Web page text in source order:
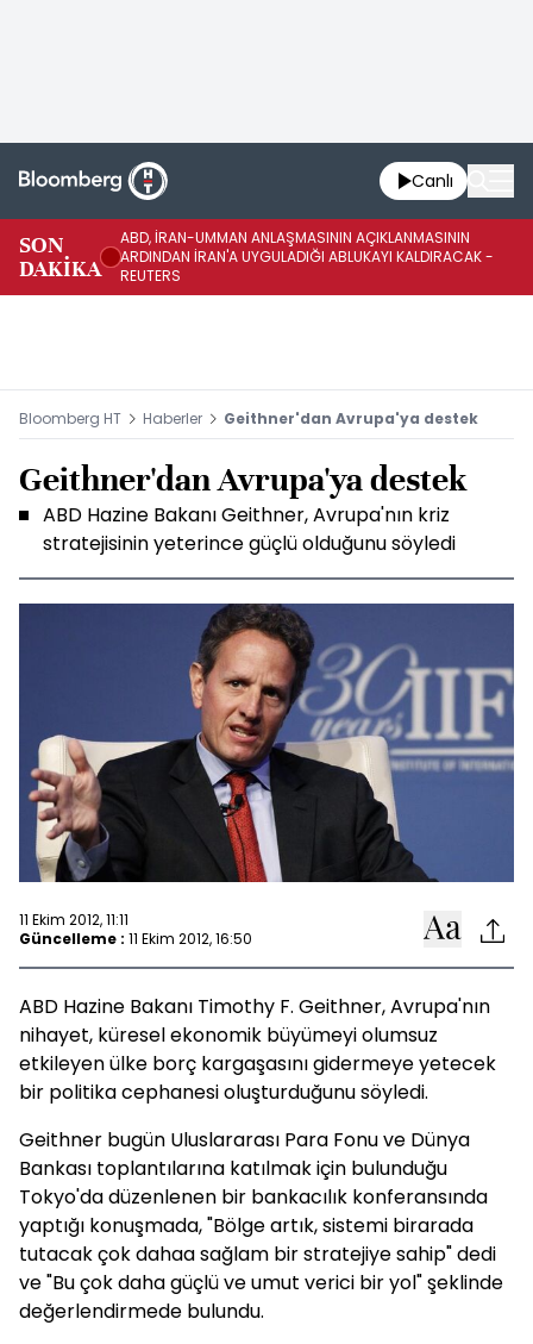
Canlı
SON
DAKİKA
ABD, İRAN-UMMAN ANLAŞMASININ AÇIKLANMASININ
ARDINDAN İRAN'A UYGULADIĞI ABLUKAYI KALDIRACAK -
REUTERS
Bloomberg HT Haberler Geithner'dan Avrupa'ya destek
Geithner'dan Avrupa'ya destek
ABD Hazine Bakanı Geithner, Avrupa'nın kriz
stratejisinin yeterince güçlü olduğunu söyledi
11 Ekim 2012, 11:11
Güncelleme : 11 Ekim 2012, 16:50
ABD Hazine Bakanı Timothy F. Geithner, Avrupa'nın
nihayet, küresel ekonomik büyümeyi olumsuz
etkileyen ülke borç kargaşasını gidermeye yetecek
bir politika cephanesi oluşturduğunu söyledi.
Geithner bugün Uluslararası Para Fonu ve Dünya
Bankası toplantılarına katılmak için bulunduğu
Tokyo'da düzenlenen bir bankacılık konferansında
yaptığı konuşmada, "Bölge artık, sistemi birarada
tutacak çok dahaa sağlam bir stratejiye sahip" dedi
ve "Bu çok daha güçlü ve umut verici bir yol" şeklinde
değerlendirmede bulundu.